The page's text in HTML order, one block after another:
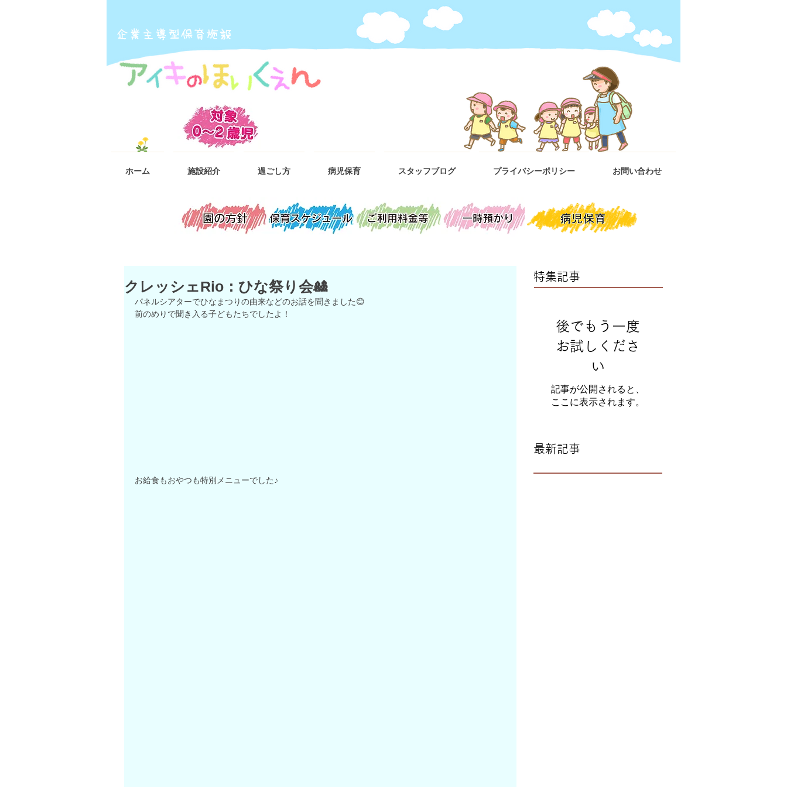
ホーム 施設紹介 過ごし方 病児保育 スタッフブログ プライバシーポリシー お問い合わせ
​企業主導型保育施設
クレッシェRio：ひな祭り会🎎
パネルシアターでひなまつりの由来などのお話を聞きました😊
前のめりで聞き入る子どもたちでしたよ！
お給食もおやつも特別メニューでした♪
特集記事
後でもう一度
お試しくださ
い
記事が公開されると、
ここに表示されます。
最新記事